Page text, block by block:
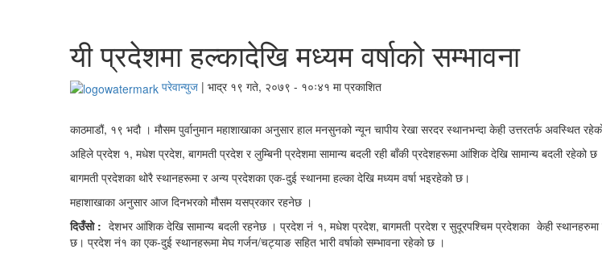
यी प्रदेशमा हल्कादेखि मध्यम वर्षाको सम्भावना
परेवान्युज | भाद्र १९ गते, २०७९ - १०ः४१ मा प्रकाशित
काठमाडौं, १९ भदौ । मौसम पुर्वानुमान महाशाखाका अनुसार हाल मनसुनको न्यून चापीय रेखा सरदर स्थानभन्दा केही उत्तरतर्फ अवस्थित
अहिलेप्रदेश १, मधेश प्रदेश, बागमती प्रदेश र लुम्बिनी प्रदेशमा सामान्य बदली रही बाँकी प्रदेशहरूमा आंशिक देखि सामान्य बदली रहेको छ
बागमती प्रदेशका थोरै स्थानहरूमा र अन्य प्रदेशका एक-दुई स्थानमा हल्का देखि मध्यम वर्षा भइरहेको छ।
महाशाखाका अनुसार आज दिनभरको मौसम यसप्रकार रहनेछ ।
दिउँसो: देशभर आंशिक देखि सामान्य बदली रहनेछ । प्रदेश नं १, मधेश प्रदेश, बागमती प्रदेश र सुदूरपश्चिम प्रदेशका केही स्थानहरुमा
छ। प्रदेश नं१ का एक-दुई स्थानहरूमा मेघ गर्जन/चट्याङ सहित भारी वर्षाको सम्भावना रहेको छ ।